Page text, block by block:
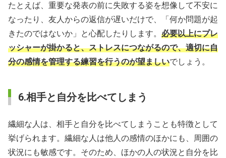
たとえば、重要な発表の前に失敗する姿を想像して不安に
なったり、友人からの返信が遅いだけで、「何か問題が起
きたのではないか」と心配したりします。 必要以上にプレ
ッシャーが掛かると、ストレスにつながるので、適切に自
分の感情を管理する練習を行うのが望ましいでしょう。
6.相手と自分を比べてしまう
繊細な人は、相手と自分を比べてしまうことも特徴として
挙げられます。繊細な人は他人の感情のほかにも、周囲の
状況にも敏感です。そのため、ほかの人の状況と自分を比